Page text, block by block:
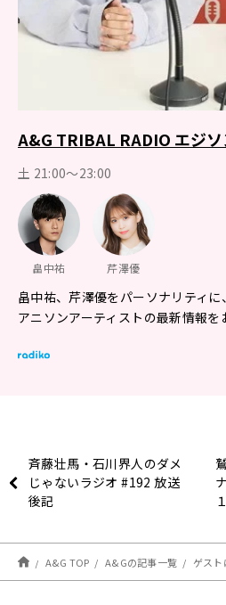
A&G TRIBAL RADIO エジソ
土 21:00～23:00
畠中祐 芹澤優
畠中祐、芹澤優をパーソナリティに
アニソンアーティストの最新情報を
斉藤壮馬・石川界人のダメ
じゃないラジオ #192 放送
後記
A&G TOP A&Gの記事一覧 ゲストに内田